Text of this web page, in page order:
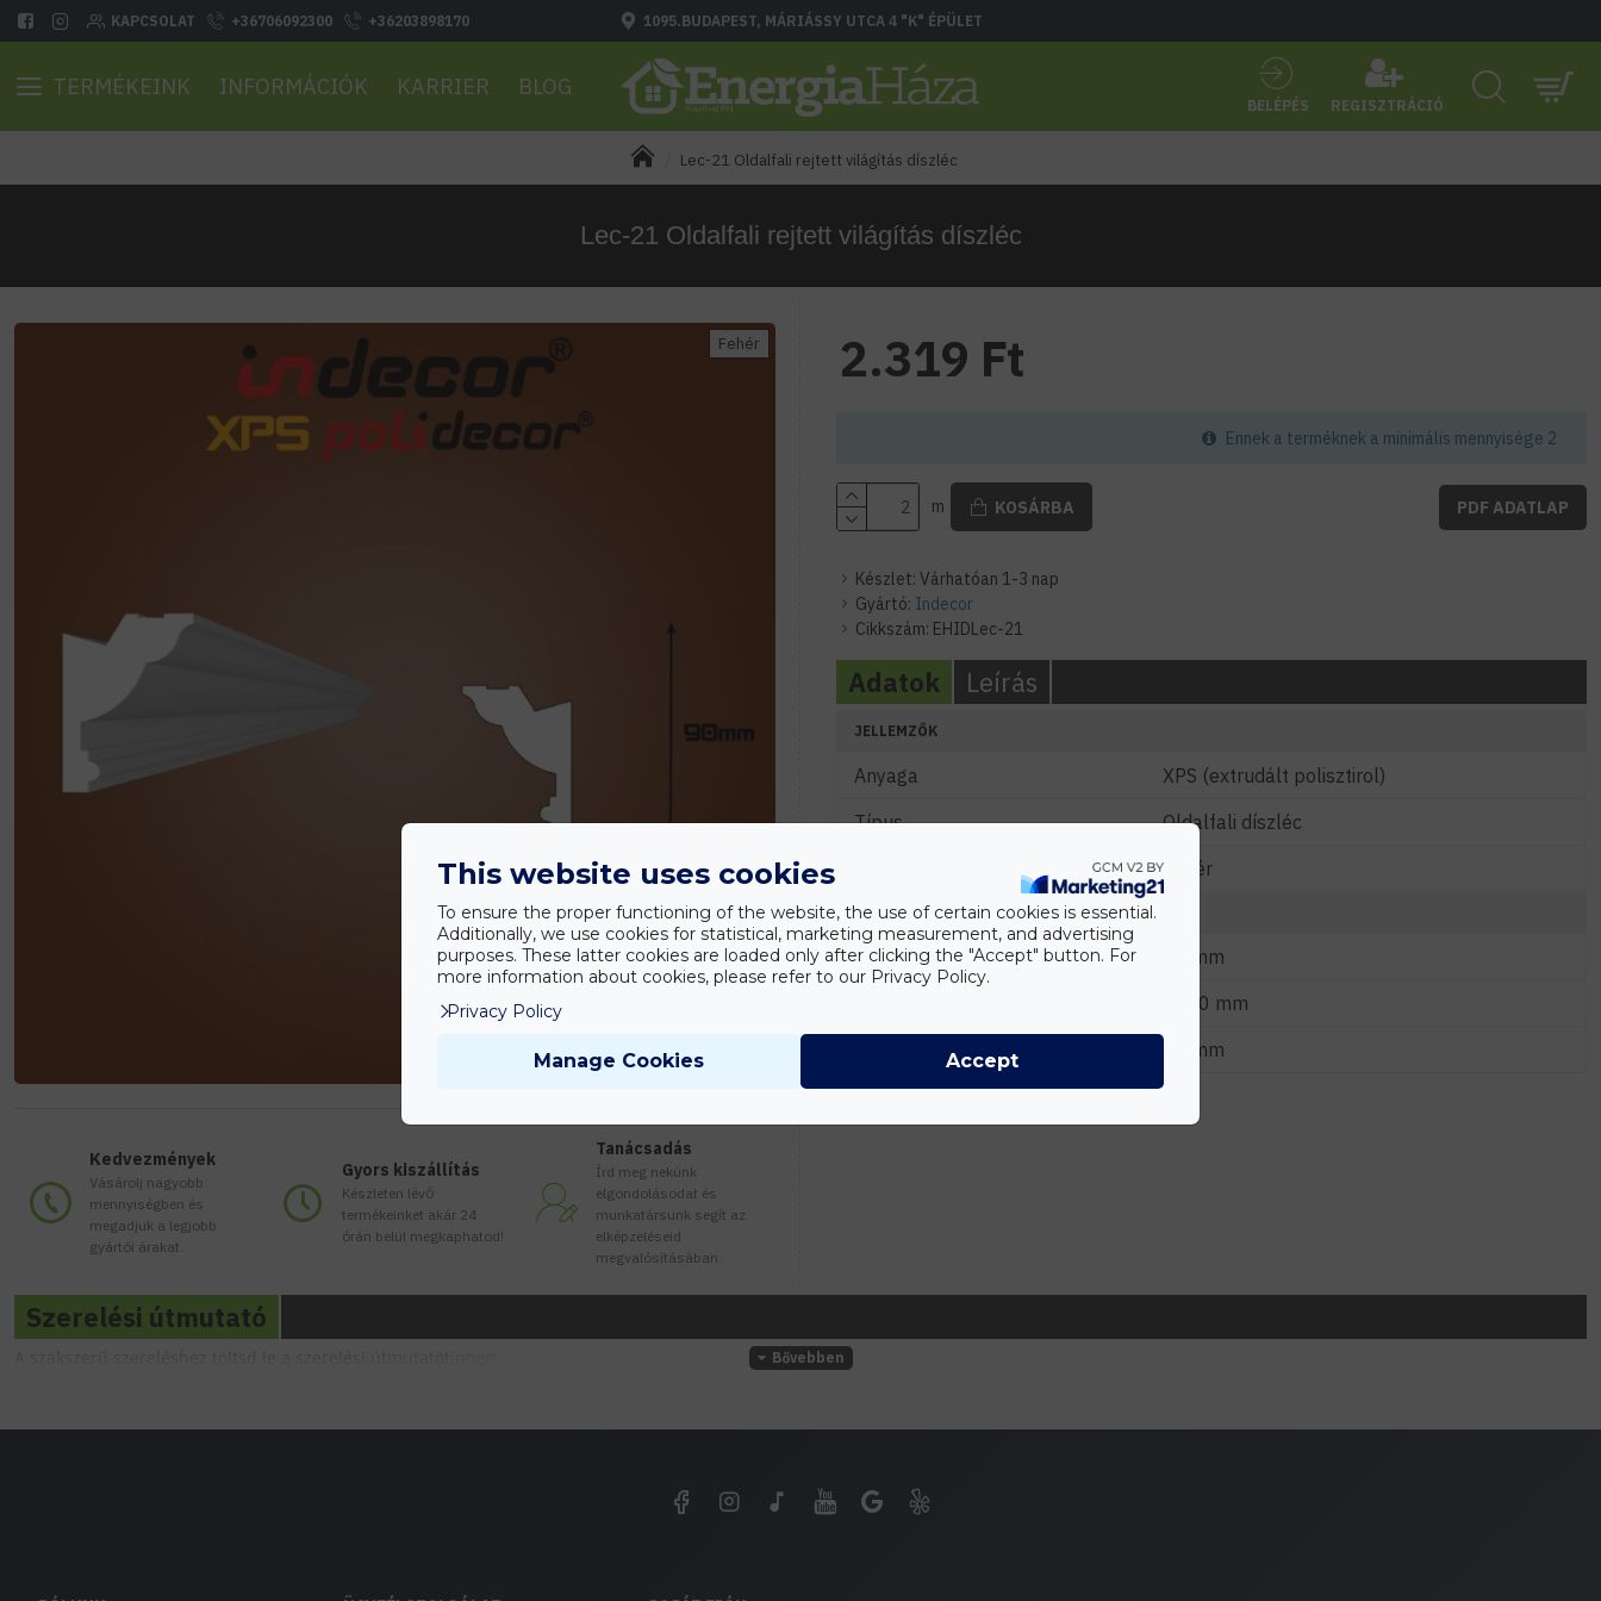
KAPCSOLAT +36706092300 +36203898170 1095.BUDAPEST, MÁRIÁSSY UTCA 4 "K" ÉPÜLET
TERMÉKEINK INFORMÁCIÓK KARRIER BLOG
BELÉPÉS REGISZTRÁCIÓ
Lec-21 Oldalfali rejtett világítás díszléc
Lec-21 Oldalfali rejtett világítás díszléc
Fehér
Kedvezmények
Vásárolj nagyobb
mennyiségben és
megadjuk a legjobb
gyártói árakat.
Gyors kiszállítás
Készleten lévő
termékeinket akár 24
órán belül megkaphatod!
Tanácsadás
Írd meg nekünk
elgondolásodat és
munkatársunk segít az
elképzeléseid
megvalósításában.
Készlet: Várhatóan 1-3 nap
Gyártó: Indecor
Cikkszám: EHIDLec-21
2.319 Ft
m KOSÁRBA PDF ADATLAP
Ennek a terméknek a minimális mennyisége 2
Adatok Leírás
JELLEMZŐK
Anyaga
XPS (extrudált polisztirol)
Típus
Oldalfali díszléc
Fehér
MÉRETEK
Szélesség (mm)
65 mm
2000 mm
Magasság (mm)
90 mm
Szerelési útmutató
This website uses cookies
To ensure the proper functioning of the website, the use of certain cookies is essential.
Additionally, we use cookies for statistical, marketing measurement, and advertising
purposes. These latter cookies are loaded only after clicking the "Accept" button. For
more information about cookies, please refer to our Privacy Policy.
Privacy Policy
Manage Cookies Accept